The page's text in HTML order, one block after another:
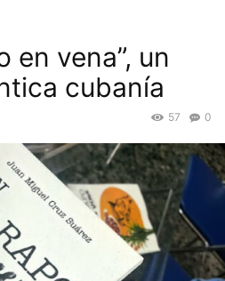
en vena”, un
cubanía
0
57